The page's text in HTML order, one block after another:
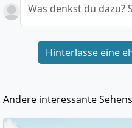
Was denkst du dazu?
Hinterlasse eine
Andere interessante